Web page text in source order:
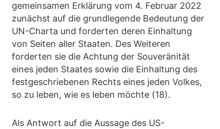
gemeinsamen Erklärung vom 4. Februar 2022
zunächst auf die grundlegende Bedeutung der
UN-Charta und forderten deren Einhaltung
von Seiten aller Staaten. Des Weiteren
forderten sie die Achtung der Souveränität
eines jeden Staates sowie die Einhaltung des
festgeschriebenen Rechts eines jeden Volkes,
so zu leben, wie es leben möchte (18).
Als Antwort auf die Aussage des US-